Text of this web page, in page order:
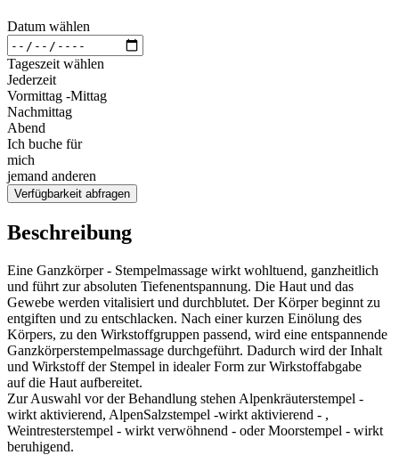
Datum wählen
Tageszeit wählen
Jederzeit
Vormittag -Mittag
Nachmittag
Abend
Ich buche für
mich
jemand anderen
Verfügbarkeit abfragen
Beschreibung
Eine Ganzkörper - Stempelmassage wirkt wohltuend, ganzheitlich
und führt zur absoluten Tiefenentspannung. Die Haut und das
Gewebe werden vitalisiert und durchblutet. Der Körper beginnt zu
entgiften und zu entschlacken. Nach einer kurzen Einölung des
Körpers, zu den Wirkstoffgruppen passend, wird eine entspannende
Ganzkörperstempelmassage durchgeführt. Dadurch wird der Inhalt
und Wirkstoff der Stempel in idealer Form zur Wirkstoffabgabe
auf die Haut aufbereitet.
Zur Auswahl vor der Behandlung stehen Alpenkräuterstempel -
wirkt aktivierend, AlpenSalzstempel -wirkt aktivierend - ,
Weintresterstempel - wirkt verwöhnend - oder Moorstempel - wirkt
beruhigend.